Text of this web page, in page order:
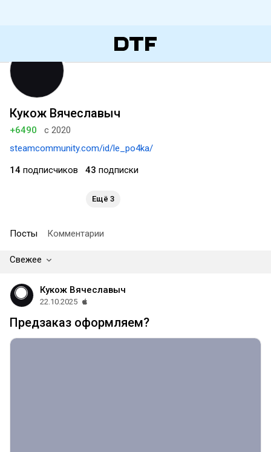
Кукож Вячеславыч
+6490
с 2020
steamcommunity.com/id/le_po4ka/
14 подписчиков 43 подписки
Ещё 3
Посты Комментарии
Свежее
Кукож Вячеславыч
22.10.2025
Предзаказ оформляем?